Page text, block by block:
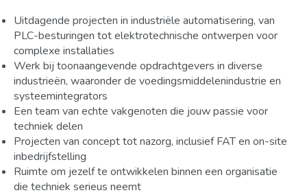
Uitdagende projecten in industriële automatisering, van
PLC-besturingen tot elektrotechnische ontwerpen voor
complexe installaties
Werk bij toonaangevende opdrachtgevers in diverse
industrieën, waaronder de voedingsmiddelenindustrie en
systeemintegrators
Een team van echte vakgenoten die jouw passie voor
techniek delen
Projecten van concept tot nazorg, inclusief FAT en on-site
inbedrijfstelling
Ruimte om jezelf te ontwikkelen binnen een organisatie
die techniek serieus neemt